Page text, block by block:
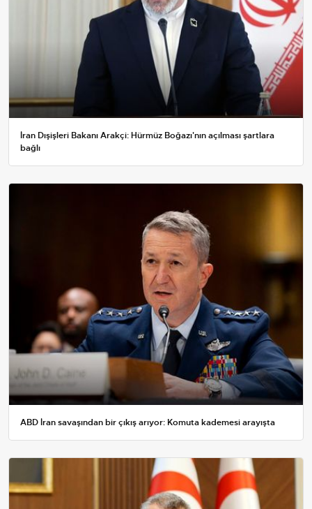
İran Dışişleri Bakanı Arakçi: Hürmüz Boğazı'nın açılması şartlara
bağlı
ABD İran savaşından bir çıkış arıyor: Komuta kademesi arayışta